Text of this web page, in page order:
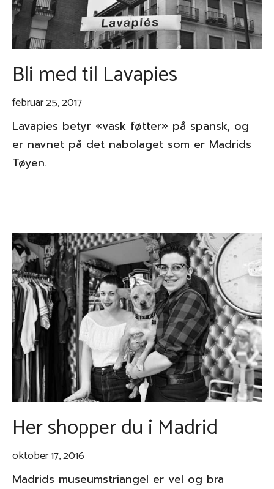
Bli med til Lavapies
februar 25, 2017
Lavapies betyr «vask føtter» på spansk, og
er navnet på det nabolaget som er Madrids
Tøyen.
Her shopper du i Madrid
oktober 17, 2016
Madrids museumstriangel er vel og bra